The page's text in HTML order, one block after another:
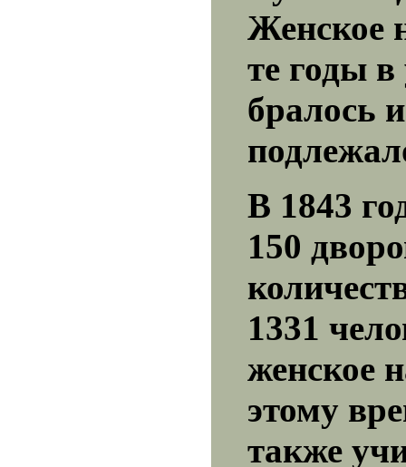
Женское
те годы в
бралось
В 1843
150
1331
женское
этому
также